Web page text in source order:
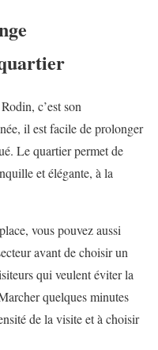
c’est son
il est facile de prolonger
Le quartier permet de
et élégante, à la
vous pouvez aussi
avant de choisir un
qui veulent éviter la
quelques minutes
de la visite et à choisir